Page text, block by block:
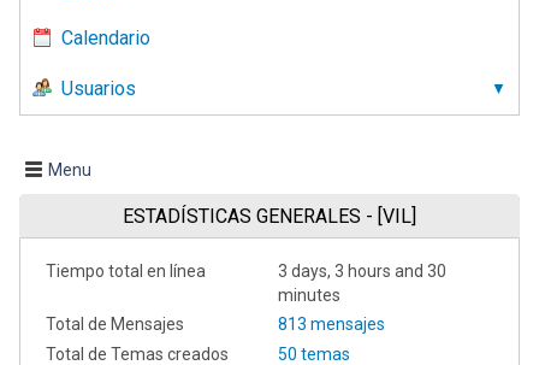
Calendario
Usuarios
Menu
ESTADÍSTICAS GENERALES - [VIL]
Tiempo total en línea
3 days, 3 hours and 30
minutes
Total de Mensajes
813 mensajes
Total de Temas creados
50 temas